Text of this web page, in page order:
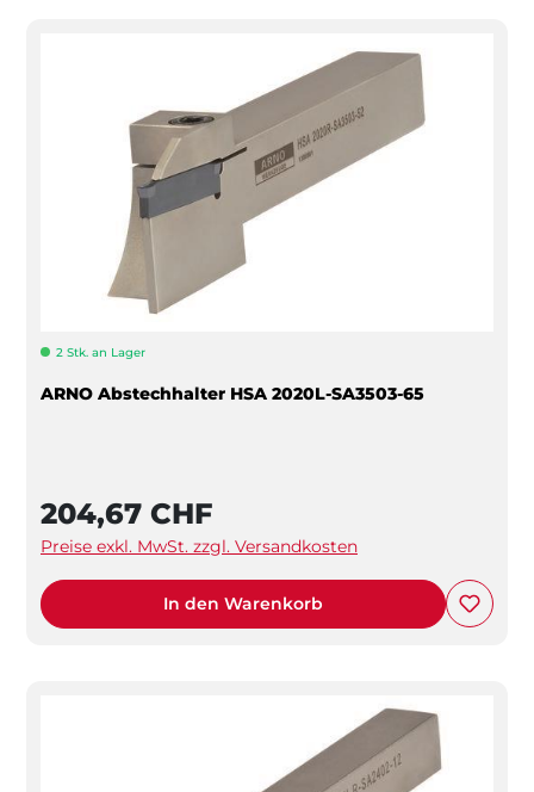
2 Stk. an Lager
ARNO Abstechhalter HSA 2020L-SA3503-65
204,67 CHF
Preise exkl. MwSt. zzgl. Versandkosten
In den Warenkorb